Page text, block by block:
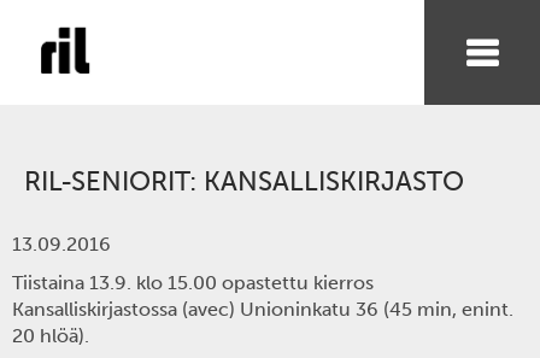
RIL-SENIORIT: KANSALLISKIRJASTO
13.09.2016
Tiistaina 13.9. klo 15.00 opastettu kierros
Kansalliskirjastossa (avec) Unioninkatu 36 (45 min, enint.
20 hlöä).